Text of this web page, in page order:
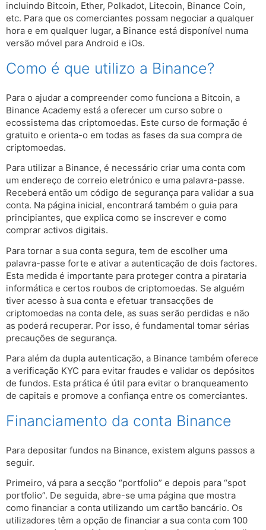
incluindo Bitcoin, Ether, Polkadot, Litecoin, Binance Coin,
etc. Para que os comerciantes possam negociar a qualquer
hora e em qualquer lugar, a Binance está disponível numa
versão móvel para Android e iOs.
Como é que utilizo a Binance?
Para o ajudar a compreender como funciona a Bitcoin, a
Binance Academy está a oferecer um curso sobre o
ecossistema das criptomoedas. Este curso de formação é
gratuito e orienta-o em todas as fases da sua compra de
criptomoedas.
Para utilizar a Binance, é necessário criar uma conta com
um endereço de correio eletrónico e uma palavra-passe.
Receberá então um código de segurança para validar a sua
conta. Na página inicial, encontrará também o guia para
principiantes, que explica como se inscrever e como
comprar activos digitais.
Para tornar a sua conta segura, tem de escolher uma
palavra-passe forte e ativar a autenticação de dois factores.
Esta medida é importante para proteger contra a pirataria
informática e certos roubos de criptomoedas. Se alguém
tiver acesso à sua conta e efetuar transacções de
criptomoedas na conta dele, as suas serão perdidas e não
as poderá recuperar. Por isso, é fundamental tomar sérias
precauções de segurança.
Para além da dupla autenticação, a Binance também oferece
a verificação KYC para evitar fraudes e validar os depósitos
de fundos. Esta prática é útil para evitar o branqueamento
de capitais e promove a confiança entre os comerciantes.
Financiamento da conta Binance
Para depositar fundos na Binance, existem alguns passos a
seguir.
Primeiro, vá para a secção “portfolio” e depois para “spot
portfolio”. De seguida, abre-se uma página que mostra
como financiar a conta utilizando um cartão bancário. Os
utilizadores têm a opção de financiar a sua conta com 100